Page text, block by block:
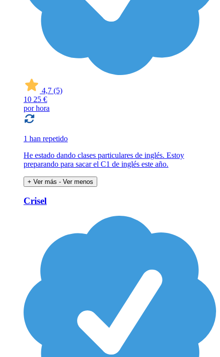
4,7 (5)
10 25 €
por hora
1 han repetido
He estado dando clases particulares de inglés. Estoy
preparando para sacar el C1 de inglés este año.
+ Ver más - Ver menos
Crisel